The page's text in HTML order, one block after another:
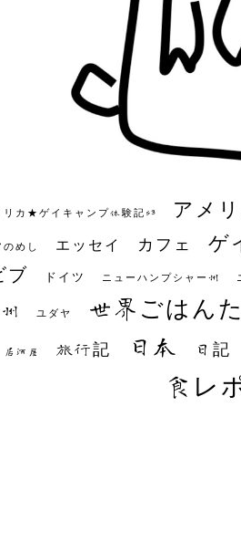
リカ★ゲイキャンプ体験記S3 アメ
のめし エッセイ カフェ ゲ
ブ ドイツ ニューハンプシャー州
ユダヤ 世界ごはん
居酒屋 旅行記 日本 日記
食レ